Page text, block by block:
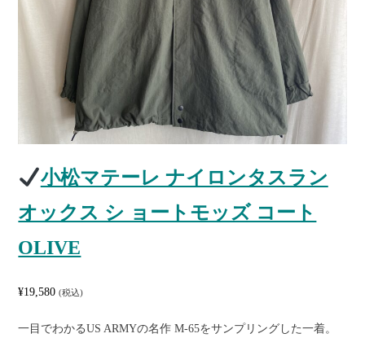
小松マテーレ ナイロンタスラン
オックス シ ョートモッズ コート
OLIVE
¥19,580 (税込)
一目でわかるUS ARMYの名作 M-65をサンプリングした一着。